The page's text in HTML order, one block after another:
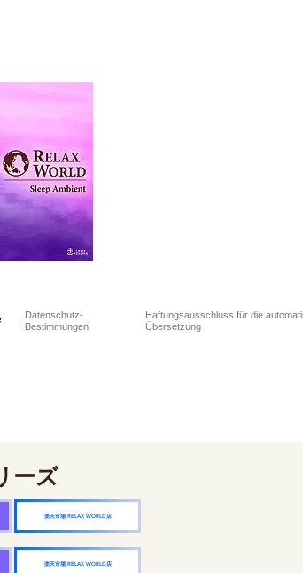
Datenschutz-
Bestimmungen
Haftungsausschluss für die
Übersetzung
ーズ
楽天市場 RELAX WORLD店
楽天市場 RELAX WORLD店